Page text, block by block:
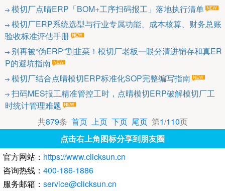
模切厂点晴ERP「BOM+工序扫码报工」落地执行清单
模切厂ERP系统选型与行业专属功能、成本核算、财务总账
验收标准评估手册
别再被“伪ERP”割韭菜！模切厂老板一眼分清进销存和真ER
P的避坑指南
模切厂结合点晴模切ERP标准化SOP完整编写指南
扫码MES报工精准管控工时，点晴模切ERP破解模切厂工
时统计管理难题
共879条 首页 上页 下页 尾页第1/110页
点击右上角图标分享到朋友圈
官方网站： https://www.clicksun.cn
咨询热线： 400-186-1886
服务邮箱： service@clicksun.cn